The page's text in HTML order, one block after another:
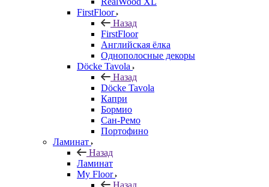
FirstFloor
Назад
FirstFloor
Английская ёлка
Однополосные декоры
Döcke Tavola
Назад
Döcke Tavola
Капри
Бормио
Сан-Ремо
Портофино
Ламинат
Назад
Ламинат
My Floor
Назад